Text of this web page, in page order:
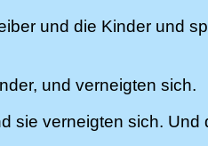
und die Kinder und
und verneigten sich.
sie verneigten sich.